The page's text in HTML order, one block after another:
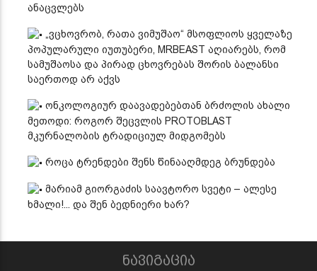
ანაცვლებს
„ვცხოვრობ, რათა ვიმუშაო“ მსოფლიოს ყველაზე
პოპულარული იუთუბერი, MRBEAST აღიარებს, რომ
სამუშაოსა და პირად ცხოვრებას შორის ბალანსი
საერთოდ არ აქვს
ონკოლოგიურ დაავადებებთან ბრძოლის ახალი
მეთოდი: როგორ შეცვლის PROTOBLAST
მკურნალობის ტრადიციულ მიდგომებს
როცა ტრენდები შენს წინააღმდეგ ბრუნდება
მარიამ გიორგაძის საავტორო სვეტი – ალესე
ხმალი!... და შენ ბედნიერი ხარ?
ნავიგაცია